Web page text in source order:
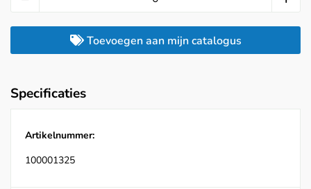
Toevoegen aan mijn catalogus
Specificaties
Artikelnummer:
100001325